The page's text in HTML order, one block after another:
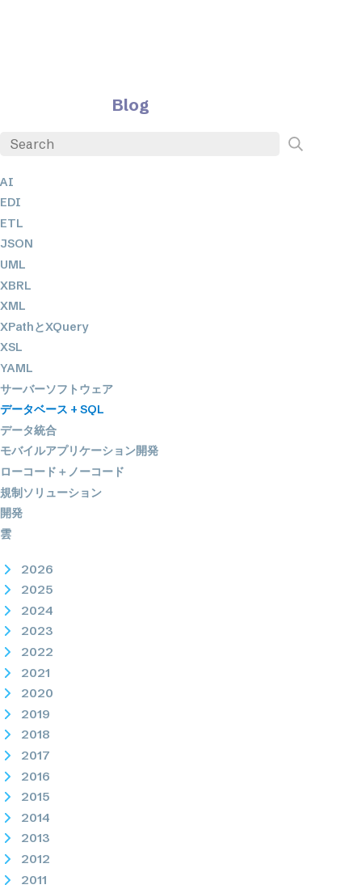
Blog
AI
EDI
ETL
JSON
UML
XBRL
XML
XPathとXQuery
XSL
YAML
サーバーソフトウェア
データベース + SQL
データ統合
モバイルアプリケーション開発
ローコード＋ノーコード
規制ソリューション
開発
雲
2026
2025
2024
2023
2022
2021
2020
2019
2018
2017
2016
2015
2014
2013
2012
2011